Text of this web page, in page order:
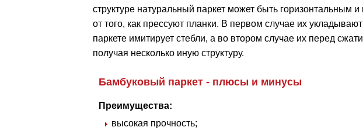
структуре натуральный паркет может быть горизонтальным
от того, как прессуют планки. В первом случае их
паркете имитирует стебли, а во втором случае их перед
получая несколько иную структуру.
Бамбуковый паркет - плюсы и минусы
Преимущества:
высокая прочность;